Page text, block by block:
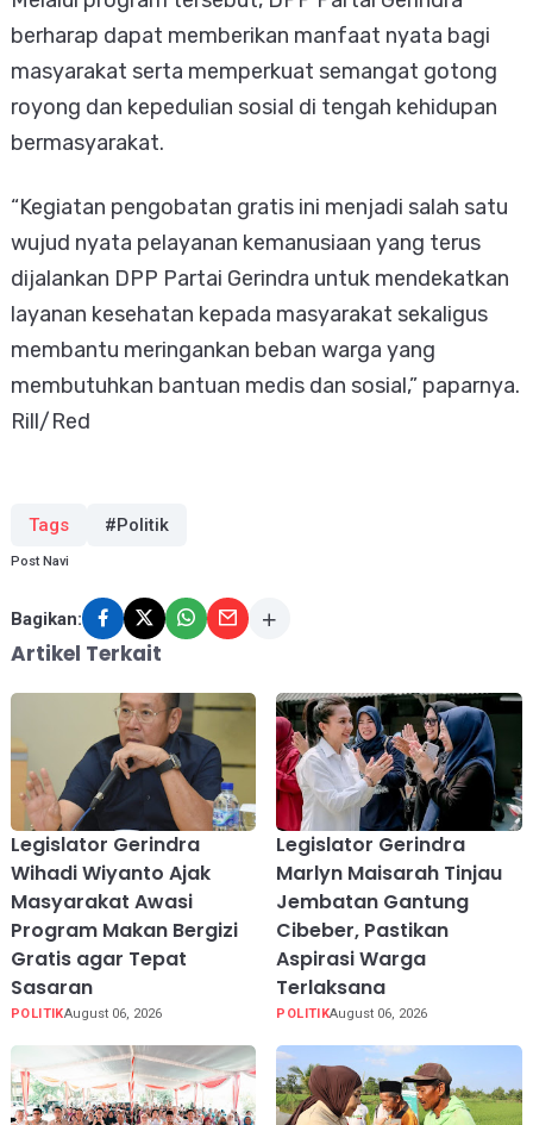
berharap dapat memberikan manfaat nyata bagi
masyarakat serta memperkuat semangat gotong
royong dan kepedulian sosial di tengah kehidupan
bermasyarakat.
“Kegiatan pengobatan gratis ini menjadi salah satu
wujud nyata pelayanan kemanusiaan yang terus
dijalankan DPP Partai Gerindra untuk mendekatkan
layanan kesehatan kepada masyarakat sekaligus
membantu meringankan beban warga yang
membutuhkan bantuan medis dan sosial,” paparnya.
Rill/Red
Tags #Politik
Post Navi
Bagikan:
Artikel Terkait
Legislator Gerindra
Wihadi Wiyanto Ajak
Masyarakat Awasi
Program Makan Bergizi
Gratis agar Tepat
Sasaran
POLITIKAugust 06, 2026
Legislator Gerindra
Marlyn Maisarah Tinjau
Jembatan Gantung
Cibeber, Pastikan
Aspirasi Warga
Terlaksana
POLITIKAugust 06, 2026